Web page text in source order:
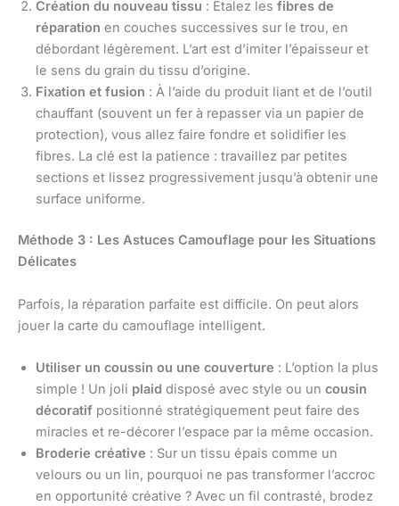
Création du nouveau tissu : Étalez les fibres de
réparation en couches successives sur le trou, en
débordant légèrement. L’art est d’imiter l’épaisseur et
le sens du grain du tissu d’origine.
Fixation et fusion : À l’aide du produit liant et de l’outil
chauffant (souvent un fer à repasser via un papier de
protection), vous allez faire fondre et solidifier les
fibres. La clé est la patience : travaillez par petites
sections et lissez progressivement jusqu’à obtenir une
surface uniforme.
Méthode 3 : Les Astuces Camouflage pour les Situations
Délicates
Parfois, la réparation parfaite est difficile. On peut alors
jouer la carte du camouflage intelligent.
Utiliser un coussin ou une couverture : L’option la plus
simple ! Un joli plaid disposé avec style ou un cousin
décoratif positionné stratégiquement peut faire des
miracles et re-décorer l’espace par la même occasion.
Broderie créative : Sur un tissu épais comme un
velours ou un lin, pourquoi ne pas transformer l’accroc
en opportunité créative ? Avec un fil contrasté, brodez